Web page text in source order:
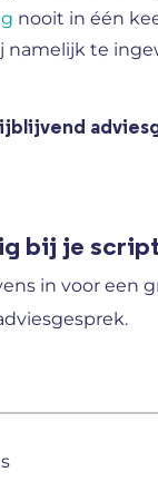
nooit in één
namelijk te
bij je
in voor een